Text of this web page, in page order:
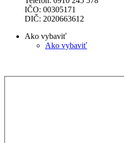
IČO: 00305171
DIČ: 2020663612
Ako vybaviť
Ako vybaviť